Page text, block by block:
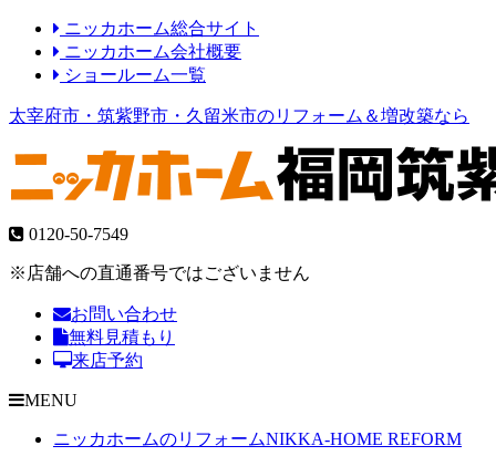
ニッカホーム総合サイト
ニッカホーム会社概要
ショールーム一覧
太宰府市・筑紫野市・久留米市のリフォーム＆増改築なら
0120-50-7549
※店舗への直通番号ではございません
お問い合わせ
無料見積もり
来店予約
MENU
ニッカホームのリフォームNIKKA-HOME REFORM